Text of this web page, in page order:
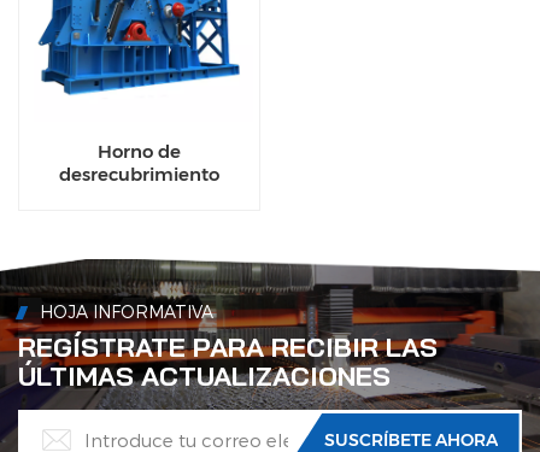
Horno de
desrecubrimiento
aluminio
HOJA INFORMATIVA
REGÍSTRATE PARA RECIBIR LAS
ÚLTIMAS ACTUALIZACIONES